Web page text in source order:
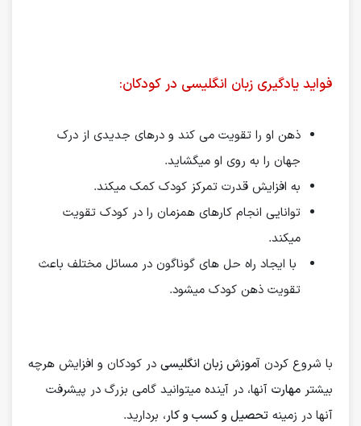
فواید یادگیری زبان انگلیسی در کودکان:
ذهن او را تقویت می کند و درهای جدیدی از درک
جهان را به روی او میگشاید.
به افزایش قدرت تمرکز کودک کمک میکند.
توانایی انجام کارهای همزمان را در کودک تقویت
میکند.
با ایجاد راه حل های گوناگون در مسائل مختلف باعث
تقویت ذهن کودک میشود.
با شروع کردن آموزش زبان انگلیسی در کودکان و افزایش هرچه
بیشتر مهارت آنها، در آینده میتوانید گامی بزرگ در پیشرفت
آنها در زمینه تحصیل و کسب و کار، بردارید.